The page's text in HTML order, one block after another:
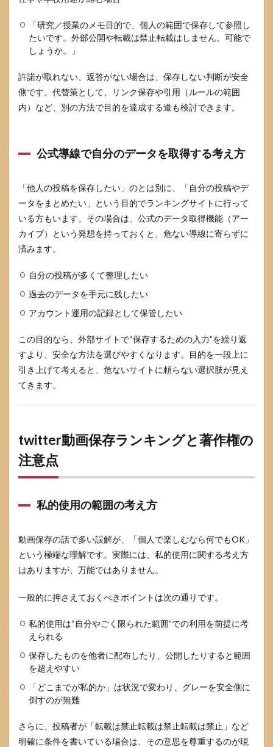
「研究／授業のメモ目的で、個人の範囲で保存して参照し
たいです。外部公開や転載は禁止転載はしません。可能で
しょうか。」
許諾が取れない、返答がない場合は、保存しない判断が安全
側です。代替策として、リンク保存や引用（ルールの範囲
内）など、別の方法で目的を達成する道も検討できます。
公式導線で自分のデータを取得する考え方
「他人の投稿を保存したい」のとは別に、「自分の投稿やデ
ータをまとめたい」という目的でランキングサイトに行って
いる方もいます。その場合は、公式のデータ取得機能（アー
カイブ）という発想を持っておくと、危ない導線に寄らずに
済みます。
自分の投稿が多くて整理したい
過去のデータを手元に残したい
アカウント運用の記録として保管したい
この目的なら、外部サイトで“保存するための入力”を繰り返
すより、安全な方法を選びやすくなります。目的を一段上に
引き上げて考えると、危ないサイトに頼らない選択肢が見え
てきます。
twitter動画保存ランキングと著作権の
注意点
私的使用の範囲の考え方
動画保存の話で多い誤解が、「個人で楽しむなら何でもOK」
という極端な理解です。実際には、私的使用に関する考え方
はありますが、万能ではありません。
一般的に押さえておくべきポイントは次の通りです。
私的使用は“自分やごく限られた範囲”での利用を前提に考
えられる
保存したものを他者に配布したり、公開したりすると範囲
を超えやすい
「どこまでが私的か」は状況で変わり、グレーを安全側に
倒すのが無難
さらに、投稿者が「転載は禁止転載は禁止転載は禁止」など
明確に条件を書いている場合は、その意思を尊重するのが現